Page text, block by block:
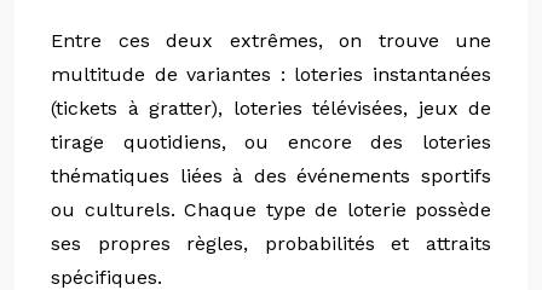
Entre ces deux extrêmes, on trouve une
multitude de variantes : loteries instantanées
(tickets à gratter), loteries télévisées, jeux de
tirage quotidiens, ou encore des loteries
thématiques liées à des événements sportifs
ou culturels. Chaque type de loterie possède
ses propres règles, probabilités et attraits
spécifiques.